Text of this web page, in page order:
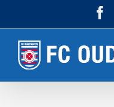
naar
inhoud